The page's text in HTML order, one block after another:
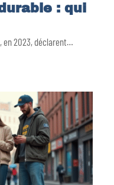
: qui
2023, déclarent…